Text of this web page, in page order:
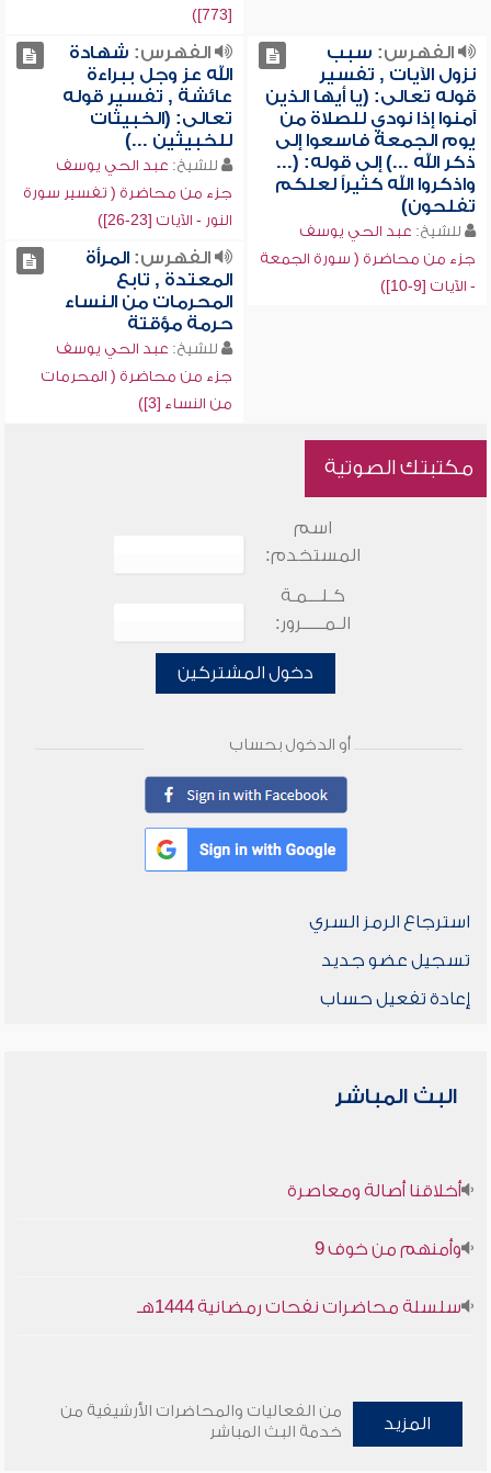
[773])
الفهرس: سبب
نزول الآيات , تفسير
قوله تعالى: (يا أيها الذين
آمنوا إذا نودي للصلاة من
يوم الجمعة فاسعوا إلى
ذكر الله ...) إلى قوله: (...
واذكروا الله كثيراً لعلكم
تفلحون)
للشيخ: عبد الحي يوسف
جزء من محاضرة ( سورة الجمعة
- الآيات [9-10])
الفهرس: شهادة
الله عز وجل ببراءة
عائشة , تفسير قوله
تعالى: (الخبيثات
للخبيثين ...)
للشيخ: عبد الحي يوسف
جزء من محاضرة ( تفسير سورة
النور - الآيات [23-26])
الفهرس:المرأة
المعتدة , تابع
المحرمات من النساء
حرمة مؤقتة
للشيخ: عبد الحي يوسف
جزء من محاضرة ( المحرمات
من النساء [3])
مكتبتك الصوتية
اسم
المستخدم:
كـلـــمـة
الـمـــــرور:
دخول المشتركين
أو الدخول بحساب
استرجاع الرمز السري
تسجيل عضو جديد
إعادة تفعيل حساب
البث المباشر
أخلاقنا أصالة ومعاصرة
وأمنهم من خوف 9
سلسلة محاضرات نفحات رمضانية 1444هـ
المزيد
من الفعاليات والمحاضرات الأرشيفية من
خدمة البث المباشر